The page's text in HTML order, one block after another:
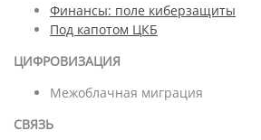
Финансы: поле киберзащиты
Под капотом ЦКБ
ЦИФРОВИЗАЦИЯ
Межоблачная миграция
СВЯЗЬ